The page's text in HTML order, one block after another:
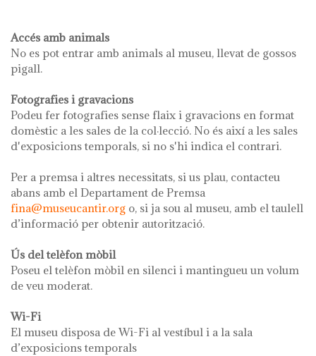
Accés amb animals
No es pot entrar amb animals al museu, llevat de gossos
pigall.
Fotografies i gravacions
Podeu fer fotografies sense flaix i gravacions en format
domèstic a les sales de la col·lecció. No és així a les sales
d'exposicions temporals, si no s'hi indica el contrari.
Per a premsa i altres necessitats, si us plau, contacteu
abans amb el Departament de Premsa
fina@museucantir.org o, si ja sou al museu, amb el taulell
d’informació per obtenir autorització.
Ús del telèfon mòbil
Poseu el telèfon mòbil en silenci i mantingueu un volum
de veu moderat.
Wi-Fi
El museu disposa de Wi-Fi al vestíbul i a la sala
d’exposicions temporals